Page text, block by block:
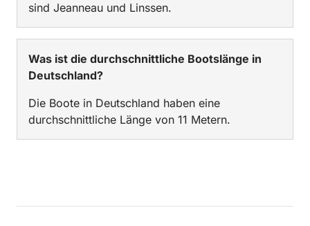
sind Jeanneau und Linssen.
Was ist die durchschnittliche Bootslänge in
Deutschland?
Die Boote in Deutschland haben eine
durchschnittliche Länge von 11 Metern.